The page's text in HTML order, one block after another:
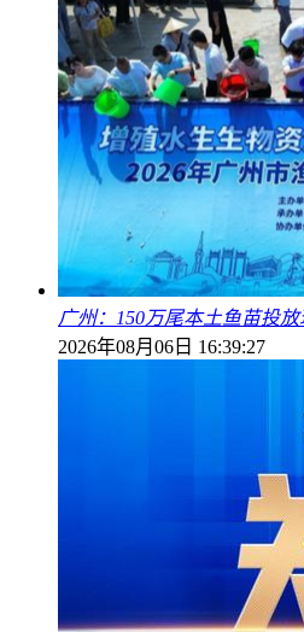
广州：150万尾本土鱼苗投放
2026年08月06日 16:39:27